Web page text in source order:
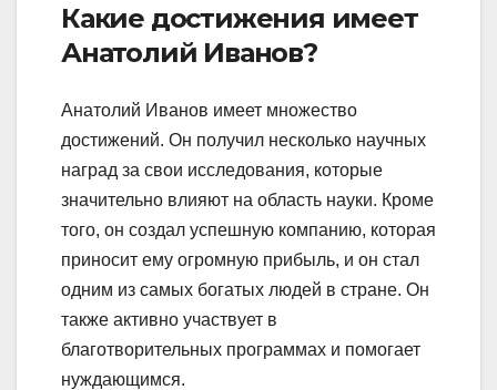
Какие достижения имеет
Анатолий Иванов?
Анатолий Иванов имеет множество
достижений. Он получил несколько научных
наград за свои исследования, которые
значительно влияют на область науки. Кроме
того, он создал успешную компанию, которая
приносит ему огромную прибыль, и он стал
одним из самых богатых людей в стране. Он
также активно участвует в
благотворительных программах и помогает
нуждающимся.